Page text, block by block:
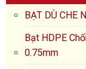
BẠT DÙ CHE
Bạt HDPE
0.75mm